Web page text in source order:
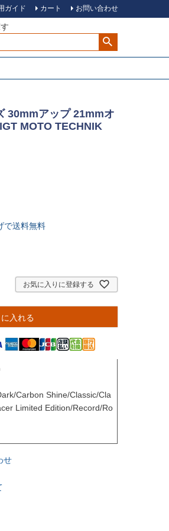
ガイド カート お問い合わせ
30mmアップ 21mmオ
MOTO TECHNIK
で送料無料
お気に入りに登録する
入れる
Carbon Shine/Classic/Cla
Limited Edition/Record/Ro
せ